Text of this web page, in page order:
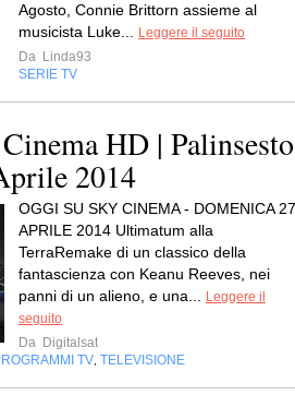
Agosto, Connie Brittorn assieme al
musicista Luke...
Leggere il seguito
Da Linda93
SERIE TV
HD | Palinsesto
2014
OGGI SU SKY CINEMA - DOMENICA 27
APRILE 2014 Ultimatum alla
TerraRemake di un classico della
fantascienza con Keanu Reeves, nei
panni di un alieno, e una...
Leggere il
seguito
Da Digitalsat
TV TELEVISIONE